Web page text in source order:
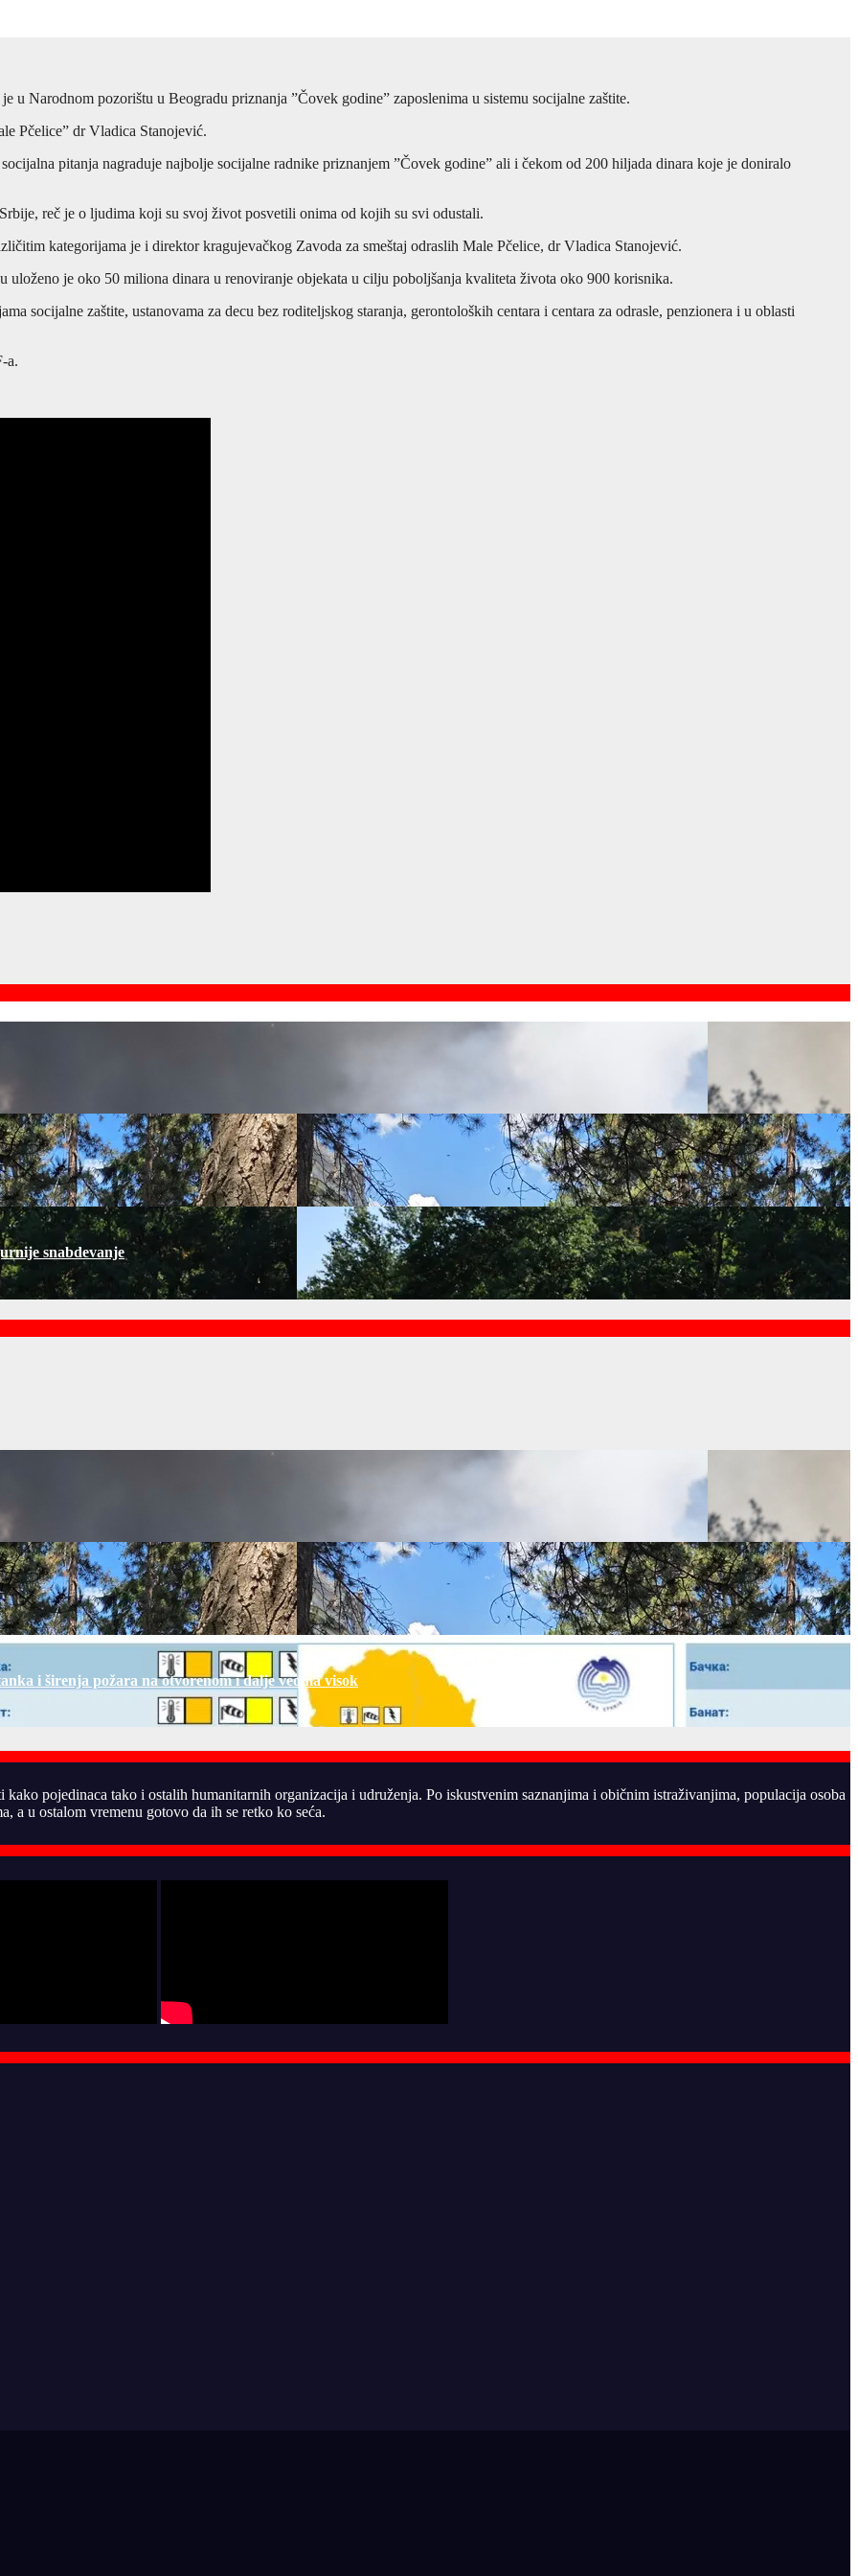
u Narodnom pozorištu u Beogradu priznanja ”Čovek godine” zaposlenima u sistemu socijalne zaštite.
Pčelice” dr Vladica Stanojević.
pitanja nagraduje najbolje socijalne radnike priznanjem ”Čovek godine” ali i čekom od 200 hiljada dinara koje je doniralo
reč je o ljudima koji su svoj život posvetili onima od kojih su svi odustali.
kategorijama je i direktor kragujevačkog Zavoda za smeštaj odraslih Male Pčelice, dr Vladica Stanojević.
uloženo je oko 50 miliona dinara u renoviranje objekata u cilju poboljšanja kvaliteta života oko 900 korisnika.
socijalne zaštite, ustanovama za decu bez roditeljskog staranja, gerontoloških centara i centara za odrasle, penzionera i u oblasti
a.
snabdevanje
i širenja požara na otvorenom i dalje veoma visok
pojedinaca tako i ostalih humanitarnih organizacija i udruženja. Po iskustvenim saznanjima i običnim istraživanjima, populacija osoba
a u ostalom vremenu gotovo da ih se retko ko seća.